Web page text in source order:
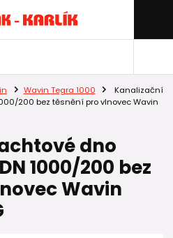
Wavin Tegra 1000
Kanalizační
200 bez těsnění pro vlnovec Wavin
dno
1000/200 bez
Wavin